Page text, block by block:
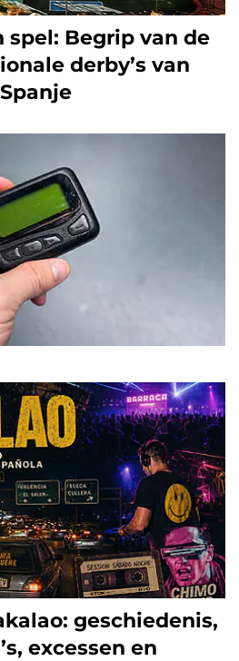
spel: Begrip van de
derby’s van
Spanje
geschiedenis,
excessen en